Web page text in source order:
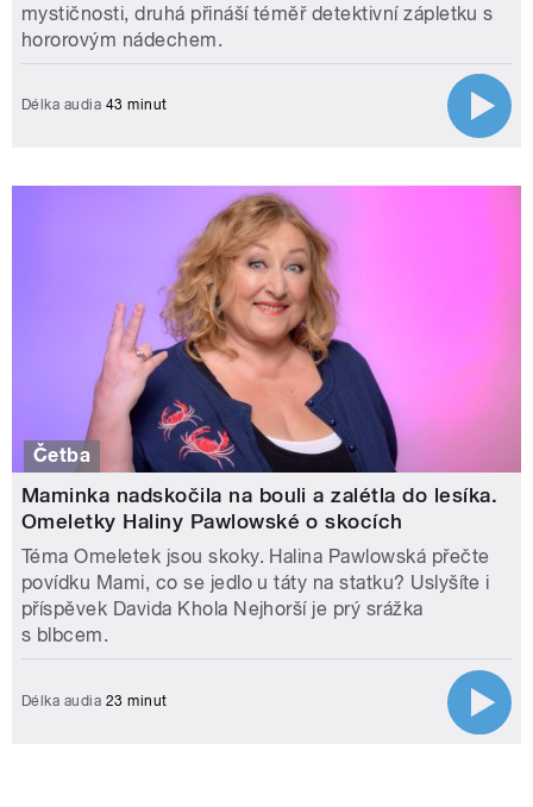
mystičnosti, druhá přináší téměř detektivní zápletku s
hororovým nádechem.
Délka audia 43 minut
Četba
Maminka nadskočila na bouli a zalétla do lesíka.
Omeletky Haliny Pawlowské o skocích
Téma Omeletek jsou skoky. Halina Pawlowská přečte
povídku Mami, co se jedlo u táty na statku? Uslyšíte i
příspěvek Davida Khola Nejhorší je prý srážka
s blbcem.
Délka audia 23 minut